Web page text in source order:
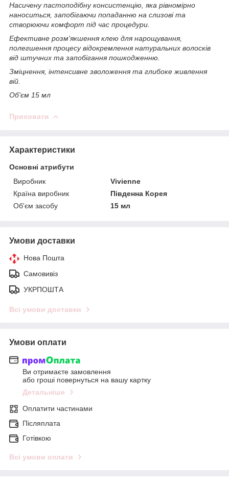
Насичену пастоподібну консистенцію, яка рівномірно
наноситься, запобігаючи попаданню на слизові та
створюючи комфорт під час процедури.
Ефективне розм'якшення клею для нарощування,
полегшення процесу відокремлення натуральних волосків
від штучних та запобігання пошкодженню.
Зміцнення, інтенсивне зволоження та глибоке живлення
вій.
Об'єм 15 мл
Приховати
Характеристики
Основні атрибути
Виробник
Vivienne
Країна виробник
Південна Корея
Об'єм засобу
15 мл
Умови доставки
Нова Пошта
Самовивіз
УКРПОШТА
Всі умови доставки
Умови оплати
Ви отримаєте замовлення
або гроші повернуться на вашу картку
Детальніше
Оплатити частинами
Післяплата
Готівкою
Всі умови оплати